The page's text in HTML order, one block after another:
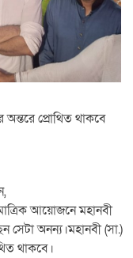
অন্তরে প্রোথিত থাকবে
আয়োজনে মহানবী
সেটা অনন্য।মহানবী (সা.)
থাকবে।